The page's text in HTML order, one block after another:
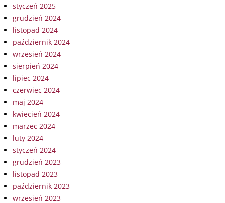
styczeń 2025
grudzień 2024
listopad 2024
październik 2024
wrzesień 2024
sierpień 2024
lipiec 2024
czerwiec 2024
maj 2024
kwiecień 2024
marzec 2024
luty 2024
styczeń 2024
grudzień 2023
listopad 2023
październik 2023
wrzesień 2023